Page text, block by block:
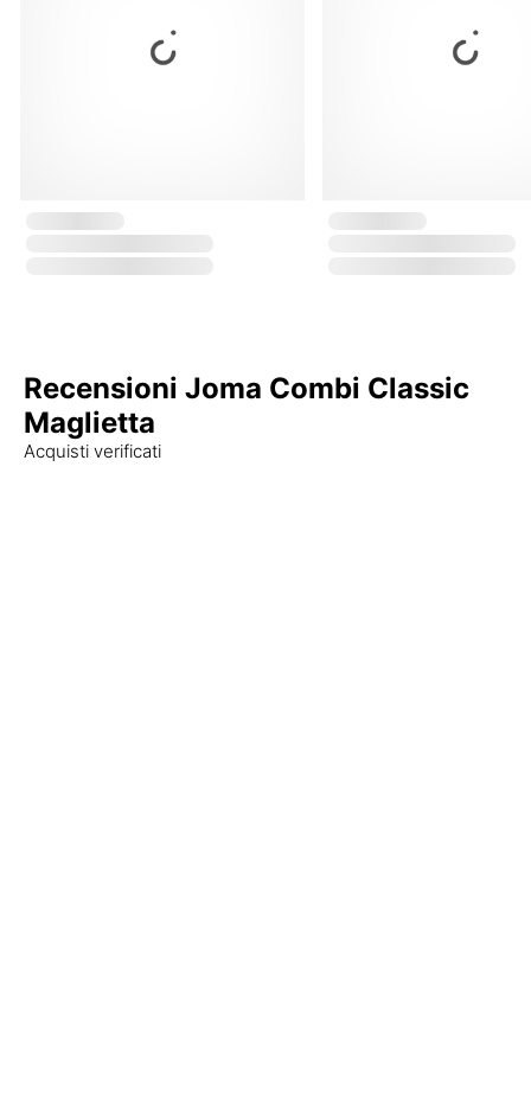
Recensioni Joma Combi Classic
Maglietta
Acquisti verificati